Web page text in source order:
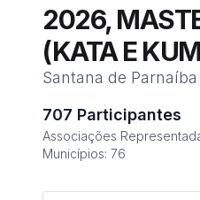
2026,
(KATA E
Santana de Parnaíba
707 Participantes
Associações
Municípios: 76